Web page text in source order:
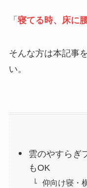
「 寝てる時、床に
そんな方は本記事
い。
雲のやすらぎ
もOK
仰向け寝・